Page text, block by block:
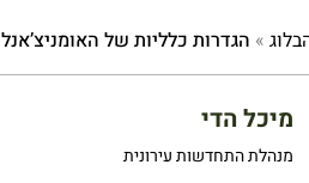
» הגדרות כלליות של האומניצ’אנל
מיכל הדי
מנהלת התחדשות עירונית